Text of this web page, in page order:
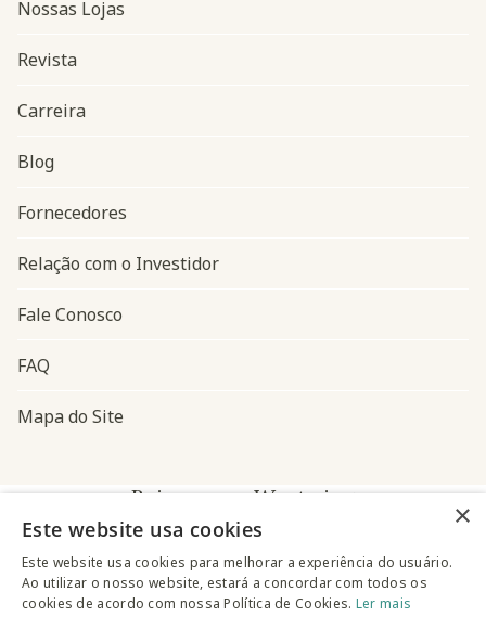
Navegação do rodapé
Nossas Lojas
Revista
Carreira
Blog
Fornecedores
Relação com o Investidor
Fale Conosco
FAQ
Mapa do Site
Baixe o app Westwing
×
Este website usa cookies
Este website usa cookies para melhorar a experiência do usuário.
Ao utilizar o nosso website, estará a concordar com todos os
cookies de acordo com nossa Política de Cookies. Ler mais